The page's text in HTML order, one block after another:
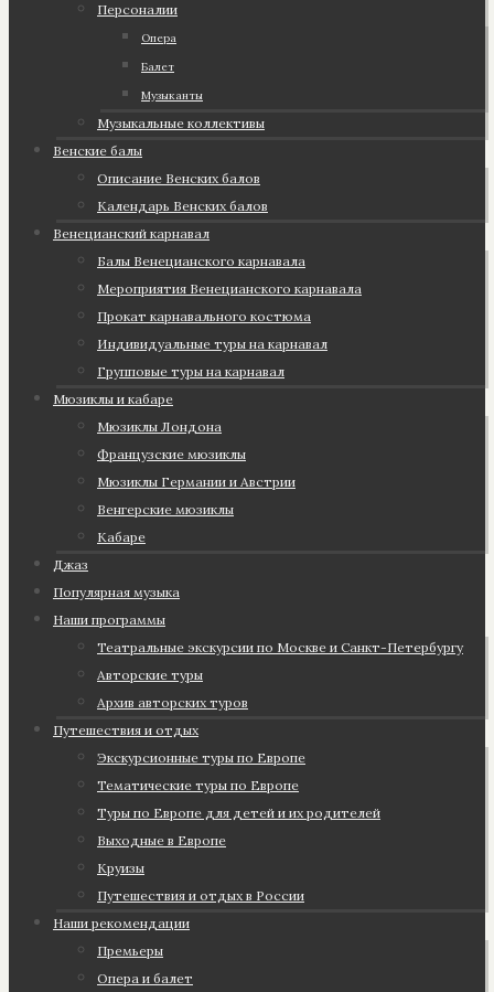
Персоналии
Опера
Балет
Музыканты
Музыкальные коллективы
Венские балы
Описание Венских балов
Календарь Венских балов
Венецианский карнавал
Балы Венецианского карнавала
Мероприятия Венецианского карнавала
Прокат карнавального костюма
Индивидуальные туры на карнавал
Групповые туры на карнавал
Мюзиклы и кабаре
Мюзиклы Лондона
Французские мюзиклы
Мюзиклы Германии и Австрии
Венгерские мюзиклы
Кабаре
Джаз
Популярная музыка
Наши программы
Театральные экскурсии по Москве и Санкт-Петербургу
Авторские туры
Архив авторских туров
Путешествия и отдых
Экскурсионные туры по Европе
Тематические туры по Европе
Туры по Европе для детей и их родителей
Выходные в Европе
Круизы
Путешествия и отдых в России
Наши рекомендации
Премьеры
Опера и балет